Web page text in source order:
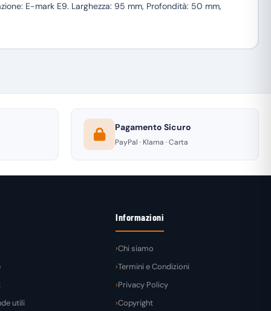
E-mark E9. Larghezza: 95 mm, Profondità: 50 mm,
Pagamento Sicuro
PayPal · Klarna · Carta
utili
Informazioni
Chi siamo
Termini e Condizioni
Privacy Policy
Copyright